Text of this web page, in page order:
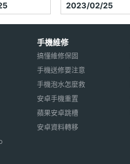
2023/02/25
手機維修
搞懂維修保固
手機送修要注意
手機泡水怎麼救
安卓手機重置
蘋果安卓跳槽
安卓資料轉移